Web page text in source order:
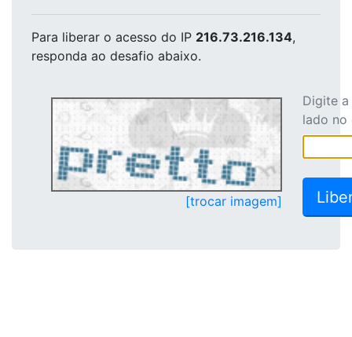
Para liberar o acesso do IP 216.73.216.134,
responda ao desafio abaixo.
[trocar imagem]
Digite
lado no